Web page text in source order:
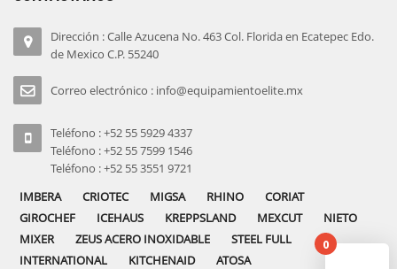
Dirección : Calle Azucena No. 463 Col. Florida en Ecatepec Edo.
de Mexico C.P. 55240
Correo electrónico : info@equipamientoelite.mx
Teléfono : +52 55 5929 4337
Teléfono : +52 55 7599 1546
Teléfono : +52 55 3551 9721
IMBERA
CRIOTEC MIGSA RHINO
CORIAT
GIROCHEF
ICEHAUS KREPPSLAND MEXCUT
NIETO
MIXER
ZEUS ACERO INOXIDABLE
STEEL FULL
INTERNATIONAL
KITCHENAID ATOSA
0